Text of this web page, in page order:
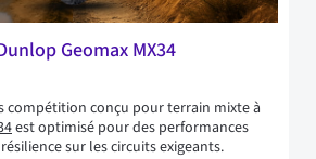
Geomax MX34
compétition conçu pour terrain mixte à
est optimisé pour des performances
sur les circuits exigeants.